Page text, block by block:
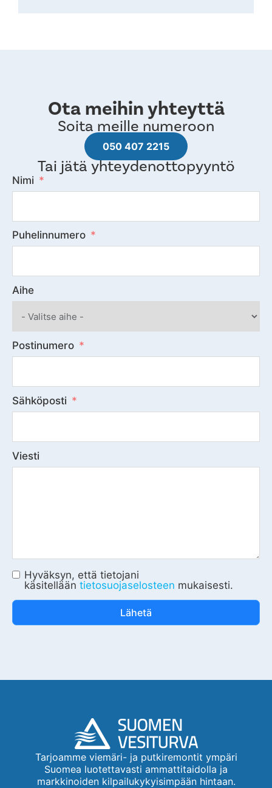
Ota meihin yhteyttä
Soita meille numeroon
050 407 2215
Tai jätä yhteydenottopyyntö
Nimi
Puhelinnumero
Aihe
Postinumero
Sähköposti
Viesti
Hyväksyn, että tietojani
käsitellään tietosuojaselosteen mukaisesti.
Lähetä
Tarjoamme viemäri- ja putkiremontit ympäri
Suomea luotettavasti ammattitaidolla ja
markkinoiden kilpailukykyisimpään hintaan.